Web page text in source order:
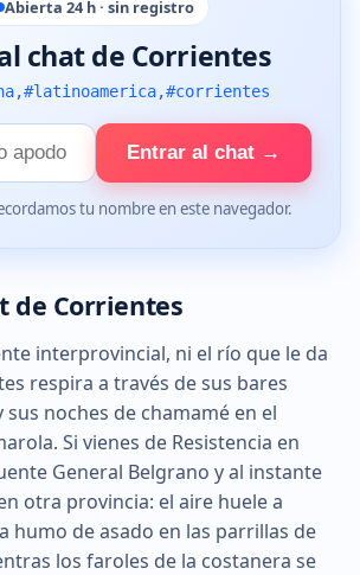
Abierta 24 h · sin registro
chat de Corrientes
Entrar al chat →
tu nombre en este navegador.
de Corrientes
interprovincial, ni el río que le da
respira a través de sus bares
sus noches de chamamé en el
Si vienes de Resistencia en
General Belgrano y al instante
otra provincia: el aire huele a
humo de asado en las parrillas de
los faroles de la costanera se